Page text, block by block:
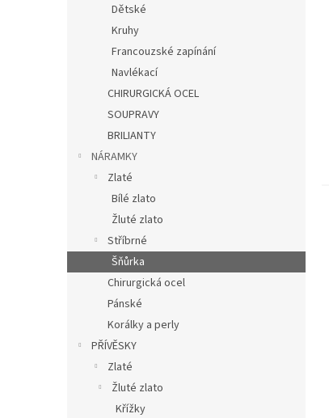
Dětské
Kruhy
Francouzské zapínání
Navlékací
CHIRURGICKÁ OCEL
SOUPRAVY
BRILIANTY
NÁRAMKY
Zlaté
Bílé zlato
Žluté zlato
Stříbrné
Šňůrka
Chirurgická ocel
Pánské
Korálky a perly
PŘÍVĚSKY
Zlaté
Žluté zlato
Křížky